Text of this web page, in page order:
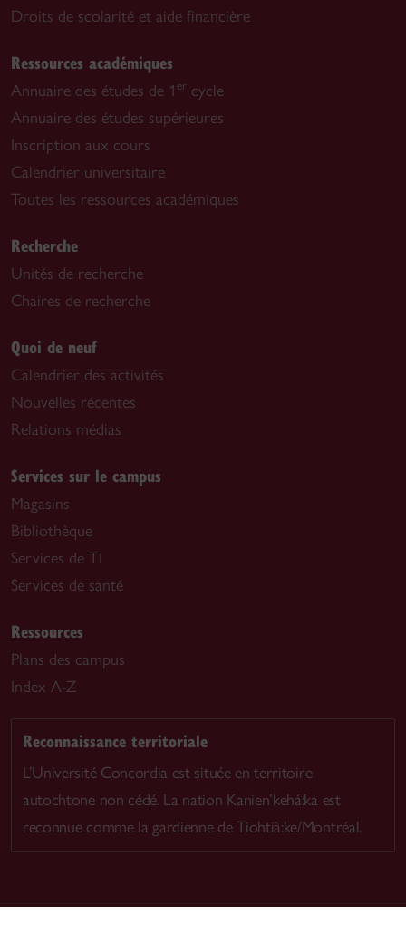
Droits de scolarité et aide financière
Ressources académiques
Annuaire des études de 1 er cycle
Annuaire des études supérieures
Inscription aux cours
Calendrier universitaire
Toutes les ressources académiques
Recherche
Unités de recherche
Chaires de recherche
Quoi de neuf
Calendrier des activités
Nouvelles récentes
Relations médias
Services sur le campus
Magasins
Bibliothèque
Services de TI
Services de santé
Ressources
Plans des campus
Index A-Z
Reconnaissance territoriale
L’Université Concordia est située en territoire
autochtone non cédé. La nation Kanien’kehá:ka est
reconnue comme la gardienne de Tiohtià:ke/Montréal.